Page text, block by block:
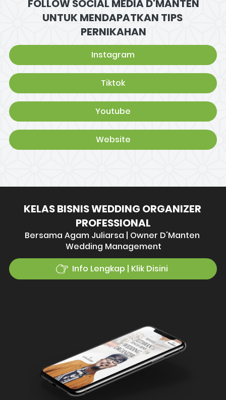
FOLLOW SOCIAL MEDIA D'MANTEN
UNTUK MENDAPATKAN TIPS
PERNIKAHAN
`Instagram
`Tiktok
`
Youtube
`
Website
KELAS BISNIS WEDDING ORGANIZER
PROFESSIONAL
Bersama Agam Juliarsa | Owner D'Manten
Wedding Management
` Info Lengkap | Klik Disini